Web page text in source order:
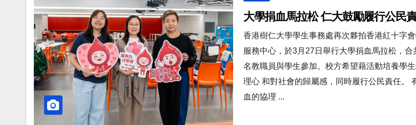
大學捐血馬拉松 仁大鼓勵履行公民
香港樹仁大學學生事務處再次夥拍香港紅十字會
服務中心，於3月27日舉行大學捐血馬拉松，合
名教職員與學生參加。校方希望藉活動培養學生
理心 和對社會的歸屬感，同時履行公民責任。
血的協理 ...